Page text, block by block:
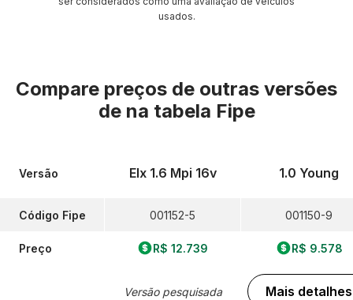
usados.
Compare preços de outras versões
de na tabela Fipe
Versão
Código Fipe
Preço
Elx 1.6 Mpi 16v
001152-5
R$ 12.739
Versão pesquisada
1.0 Young
001150-9
R$ 9.578
Mais detalhes